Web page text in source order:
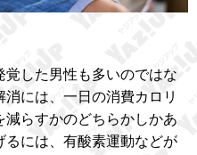
した男性も多いのではな
には、一日の消費カロリ
らすかのどちらかしかあ
るには、有酸素運動などが